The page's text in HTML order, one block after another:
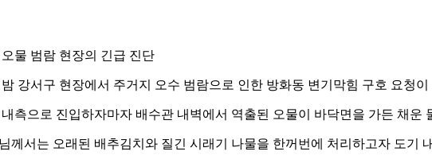
물 범람 현장의 긴급 진단
강서구 현장에서 주거지 오수 범람으로 인한 방화동 변기막힘 구호 요청
측으로 진입하자마자 배수관 내벽에서 역출된 오물이 바닥면을 가든 채운
께서는 오래된 배추김치와 질긴 시래기 나물을 한꺼번에 처리하고자 도기